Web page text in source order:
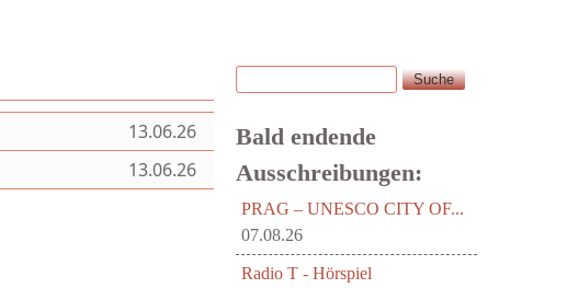
13.06.26
13.06.26
Suchformular
Suche
Bald endende
Ausschreibungen:
PRAG – UNESCO CITY OF...
07.08.26
Radio T - Hörspiel